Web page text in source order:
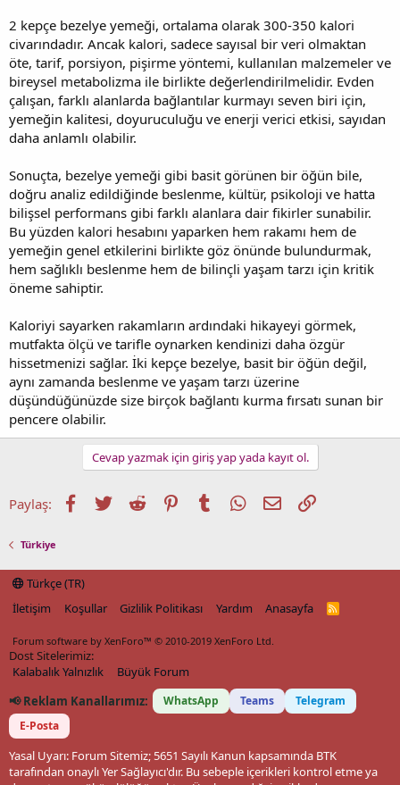
2 kepçe bezelye yemeği, ortalama olarak 300-350 kalori
civarındadır. Ancak kalori, sadece sayısal bir veri olmaktan
öte, tarif, porsiyon, pişirme yöntemi, kullanılan malzemeler ve
bireysel metabolizma ile birlikte değerlendirilmelidir. Evden
çalışan, farklı alanlarda bağlantılar kurmayı seven biri için,
yemeğin kalitesi, doyuruculuğu ve enerji verici etkisi, sayıdan
daha anlamlı olabilir.
Sonuçta, bezelye yemeği gibi basit görünen bir öğün bile,
doğru analiz edildiğinde beslenme, kültür, psikoloji ve hatta
bilişsel performans gibi farklı alanlara dair fikirler sunabilir.
Bu yüzden kalori hesabını yaparken hem rakamı hem de
yemeğin genel etkilerini birlikte göz önünde bulundurmak,
hem sağlıklı beslenme hem de bilinçli yaşam tarzı için kritik
öneme sahiptir.
Kaloriyi sayarken rakamların ardındaki hikayeyi görmek,
mutfakta ölçü ve tarifle oynarken kendinizi daha özgür
hissetmenizi sağlar. İki kepçe bezelye, basit bir öğün değil,
aynı zamanda beslenme ve yaşam tarzı üzerine
düşündüğünüzde size birçok bağlantı kurma fırsatı sunan bir
pencere olabilir.
Cevap yazmak için giriş yap yada kayıt ol.
Paylaş: Facebook
TwitterReddit PinterestTumblrWhatsApp
E-postaLink
Türkiye
Türkçe (TR)
İletişim
Koşullar Gizlilik Politikası Yardım Anasayfa
R
Forum software by XenForo™ © 2010-2019 XenForo Ltd.
Dost Sitelerimiz:
Kalabalık Yalnızlık
Büyük Forum
📢 Reklam Kanallarımız:
WhatsApp Teams
Telegram
E-Posta
Yasal Uyarı: Forum Sitemiz; 5651 Sayılı Kanun kapsamında BTK
tarafından onaylı Yer Sağlayıcı'dır. Bu sebeple içerikleri kontrol etme ya